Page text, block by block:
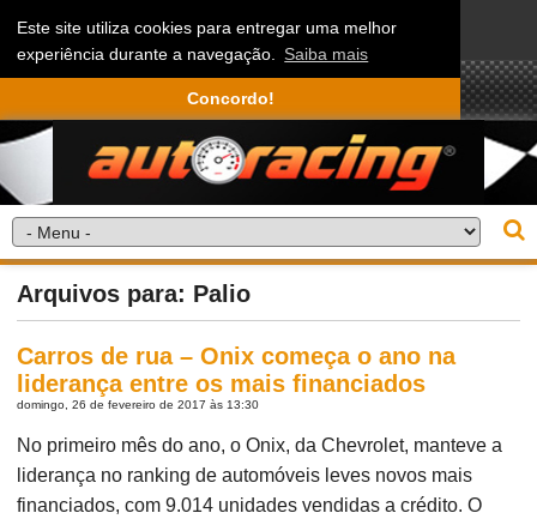
Este site utiliza cookies para entregar uma melhor
experiência durante a navegação. Saiba mais
Concordo!
Arquivos para: Palio
Carros de rua – Onix começa o ano na
liderança entre os mais financiados
domingo, 26 de fevereiro de 2017 às 13:30
No primeiro mês do ano, o Onix, da Chevrolet, manteve a
liderança no ranking de automóveis leves novos mais
financiados, com 9.014 unidades vendidas a crédito. O